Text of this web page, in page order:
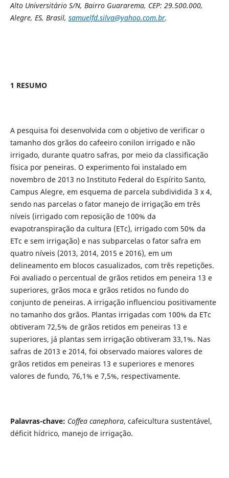
Alto Universitário S/N, Bairro Guararema, CEP: 29.500.000,
Alegre, ES, Brasil, samuelfd.silva@yahoo.com.br.
1 RESUMO
A pesquisa foi desenvolvida com o objetivo de verificar o
tamanho dos grãos do cafeeiro conilon irrigado e não
irrigado, durante quatro safras, por meio da classificação
física por peneiras. O experimento foi instalado em
novembro de 2013 no Instituto Federal do Espírito Santo,
Campus Alegre, em esquema de parcela subdividida 3 x 4,
sendo nas parcelas o fator manejo de irrigação em três
níveis (irrigado com reposição de 100% da
evapotranspiração da cultura (ETc), irrigado com 50% da
ETc e sem irrigação) e nas subparcelas o fator safra em
quatro níveis (2013, 2014, 2015 e 2016), em um
delineamento em blocos casualizados, com três repetições.
Foi avaliado o percentual de grãos retidos em peneira 13 e
superiores, grãos moca e grãos retidos no fundo do
conjunto de peneiras. A irrigação influenciou positivamente
no tamanho dos grãos. Plantas irrigadas com 100% da ETc
obtiveram 72,5% de grãos retidos em peneiras 13 e
superiores, já plantas sem irrigação obtiveram 33,1%. Nas
safras de 2013 e 2014, foi observado maiores valores de
grãos retidos em peneiras 13 e superiores e menores
valores de fundo, 76,1% e 7,5%, respectivamente.
Palavras-chave: Coffea canephora, cafeicultura sustentável,
déficit hídrico, manejo de irrigação.